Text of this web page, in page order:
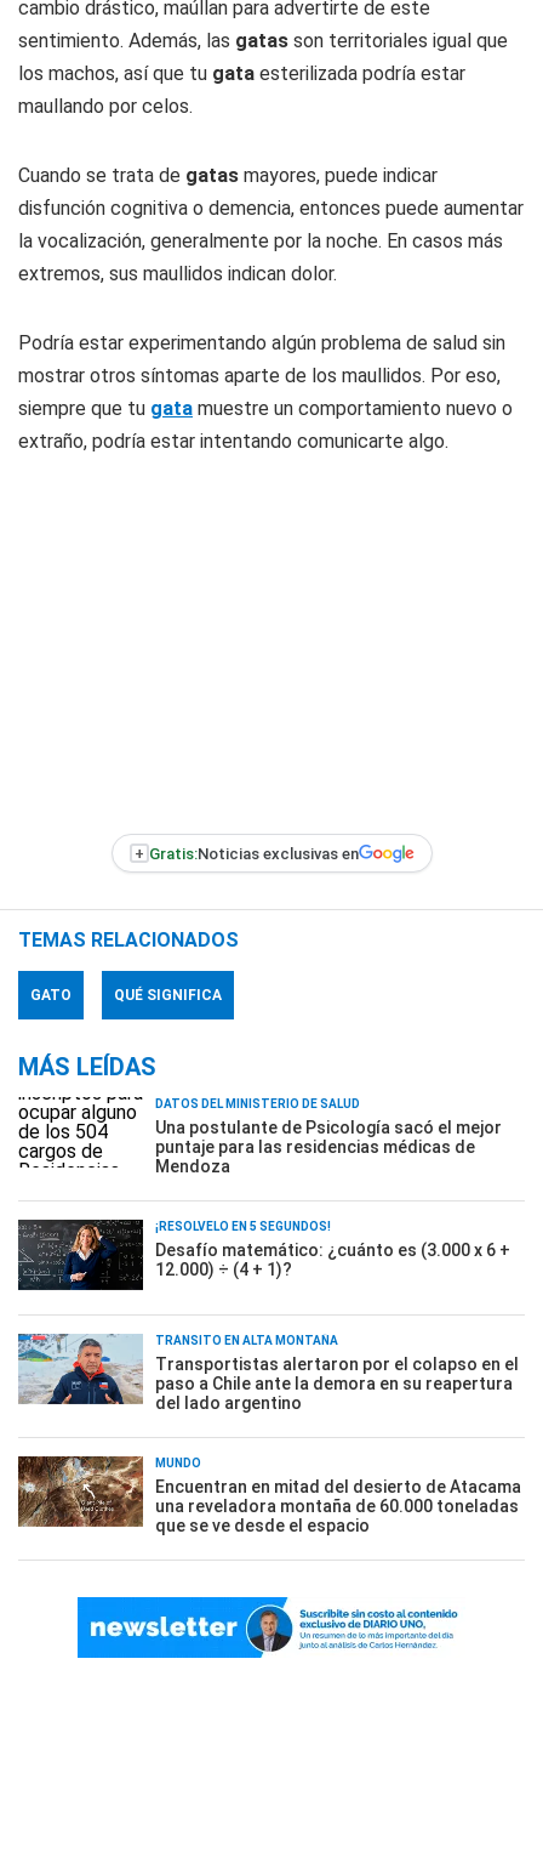
cambio drástico, maúllan para advertirte de este
sentimiento. Además, las gatas son territoriales igual que
los machos, así que tu gata esterilizada podría estar
maullando por celos.
Cuando se trata de gatas mayores, puede indicar
disfunción cognitiva o demencia, entonces puede aumentar
la vocalización, generalmente por la noche. En casos más
extremos, sus maullidos indican dolor.
Podría estar experimentando algún problema de salud sin
mostrar otros síntomas aparte de los maullidos. Por eso,
siempre que tu gata muestre un comportamiento nuevo o
extraño, podría estar intentando comunicarte algo.
+ Gratis:Noticias exclusivas en
TEMAS RELACIONADOS
GATO QUÉ SIGNIFICA
MÁS LEÍDAS
DATOS DEL MINISTERIO DE SALUD
Una postulante de Psicología sacó el mejor
puntaje para las residencias médicas de
Mendoza
¡RESOLVELO EN 5 SEGUNDOS!
Desafío matemático: ¿cuánto es (3.000 x 6 +
12.000) ÷ (4 + 1)?
TRÁNSITO EN ALTA MONTAÑA
Transportistas alertaron por el colapso en el
paso a Chile ante la demora en su reapertura
del lado argentino
MUNDO
Encuentran en mitad del desierto de Atacama
una reveladora montaña de 60.000 toneladas
que se ve desde el espacio